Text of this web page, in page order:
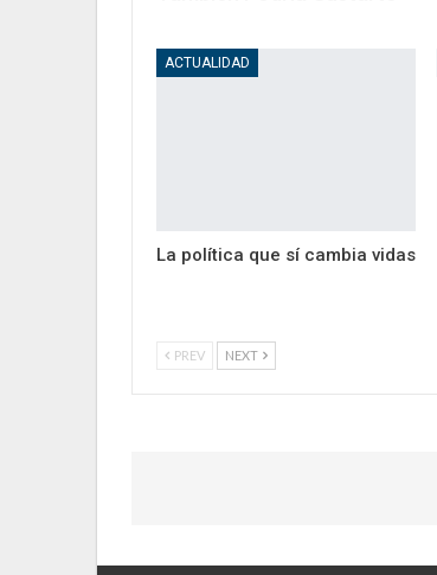
ACTUALIDAD
La política que sí cambia vidas
PREV NEXT